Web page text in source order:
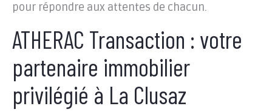
pour répondre aux attentes de chacun.
ATHERAC Transaction : votre
partenaire immobilier
privilégié à La Clusaz